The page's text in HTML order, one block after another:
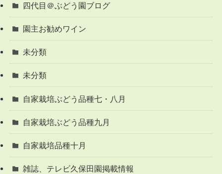
四代目＠ぶどう園ブログ
園主お勧めワイン
未分類
未分類
自家栽培ぶどう品種七・八月
自家栽培ぶどう品種九月
自家栽培品種十月
雑誌、テレビ久保田園掲載情報